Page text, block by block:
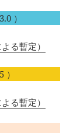
）
る暫定）
る暫定）